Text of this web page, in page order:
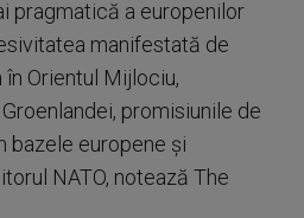
pragmatică a europenilor
manifestată de
Orientul Mijlociu,
promisiunile de
bazele europene și
NATO, notează The